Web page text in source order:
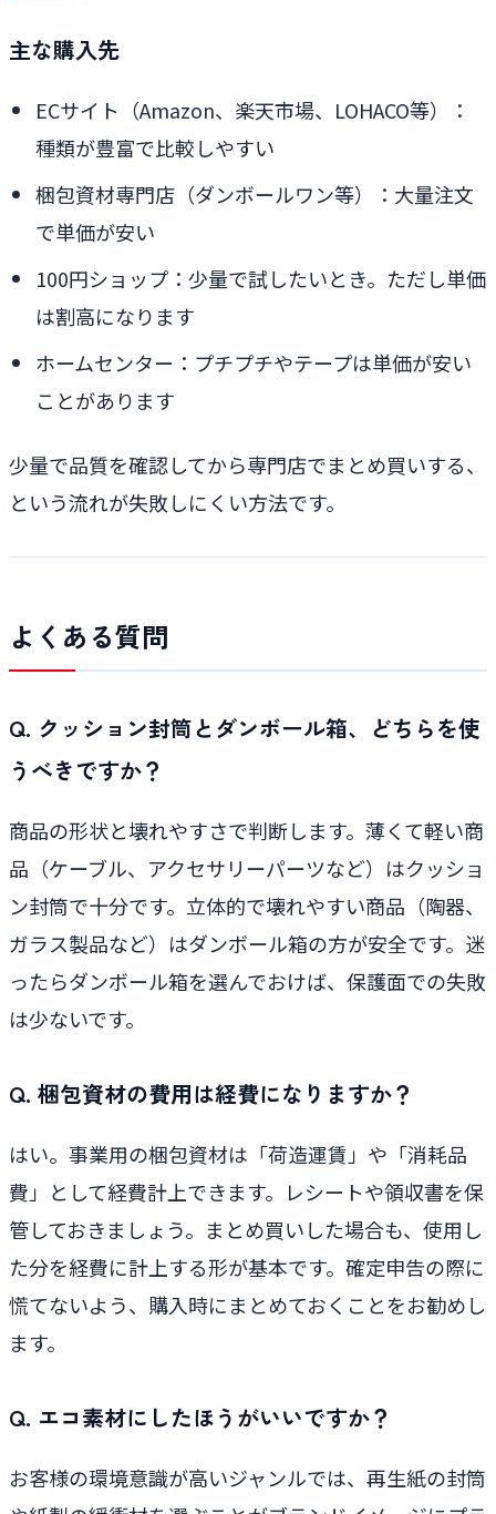
主な購入先
ECサイト（Amazon、楽天市場、LOHACO等）：
種類が豊富で比較しやすい
梱包資材専門店（ダンボールワン等）：大量注文
で単価が安い
100円ショップ：少量で試したいとき。ただし単価
は割高になります
ホームセンター：プチプチやテープは単価が安い
ことがあります
少量で品質を確認してから専門店でまとめ買いする、
という流れが失敗しにくい方法です。
よくある質問
Q. クッション封筒とダンボール箱、どちらを使
うべきですか？
商品の形状と壊れやすさで判断します。薄くて軽い商
品（ケーブル、アクセサリーパーツなど）はクッショ
ン封筒で十分です。立体的で壊れやすい商品（陶器、
ガラス製品など）はダンボール箱の方が安全です。迷
ったらダンボール箱を選んでおけば、保護面での失敗
は少ないです。
Q. 梱包資材の費用は経費になりますか？
はい。事業用の梱包資材は「荷造運賃」や「消耗品
費」として経費計上できます。レシートや領収書を保
管しておきましょう。まとめ買いした場合も、使用し
た分を経費に計上する形が基本です。確定申告の際に
慌てないよう、購入時にまとめておくことをお勧めし
ます。
Q. エコ素材にしたほうがいいですか？
お客様の環境意識が高いジャンルでは、再生紙の封筒